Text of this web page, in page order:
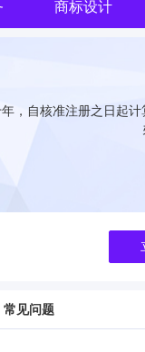
商标设计
，自核准注册之日起
常见问题